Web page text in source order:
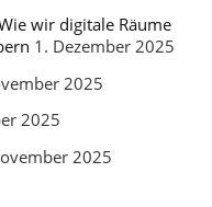
wir digitale Räume
1. Dezember 2025
2025
2025
2025